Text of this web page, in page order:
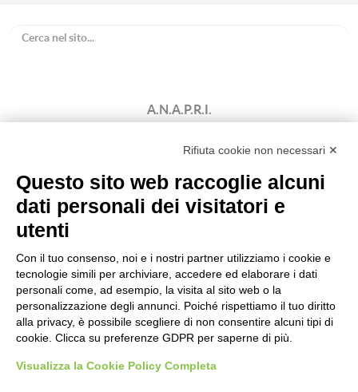
A.N.A.P.R.I.
Bovini di Razza Pezzata Rossa Italiana
Codice Fiscale: 80009310303
ANAPRI Webmaster
Rifiuta cookie non necessari ✕
Questo sito web raccoglie alcuni
dati personali dei visitatori e
utenti
Con il tuo consenso, noi e i nostri partner utilizziamo i cookie e
tecnologie simili per archiviare, accedere ed elaborare i dati
personali come, ad esempio, la visita al sito web o la
personalizzazione degli annunci. Poiché rispettiamo il tuo diritto
alla privacy, è possibile scegliere di non consentire alcuni tipi di
cookie. Clicca su preferenze GDPR per saperne di più.
Visualizza la Cookie Policy Completa